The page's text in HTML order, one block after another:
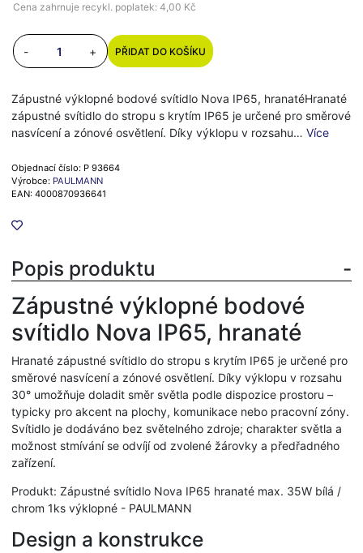
Cena zahrnuje recykl. poplatek: 4,00 Kč
- + PŘIDAT DO KOŠÍKU
Zápustné výklopné bodové svítidlo Nova IP65, hranatéHranaté
zápustné svítidlo do stropu s krytím IP65 je určené pro směrové
nasvícení a zónové osvětlení. Díky výklopu v rozsahu… Více
Objednací číslo: P 93664
Výrobce: PAULMANN
EAN: 4000870936641
Popis produktu
Zápustné výklopné bodové
svítidlo Nova IP65, hranaté
Hranaté zápustné svítidlo do stropu s krytím IP65 je určené pro
směrové nasvícení a zónové osvětlení. Díky výklopu v rozsahu
30° umožňuje doladit směr světla podle dispozice prostoru –
typicky pro akcent na plochy, komunikace nebo pracovní zóny.
Svítidlo je dodáváno bez světelného zdroje; charakter světla a
možnost stmívání se odvíjí od zvolené žárovky a předřadného
zařízení.
Produkt: Zápustné svítidlo Nova IP65 hranaté max. 35W bílá /
chrom 1ks výklopné - PAULMANN
Design a konstrukce